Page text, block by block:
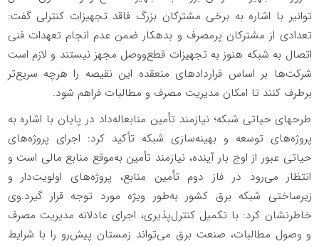
توانیر با اشاره به برخی مشترکان بزرگ فاقد تجهیزات کنترلی گفت:
تعدادی از مشترکان پرمصرف و بدهکار ضمن عدم انجام تعهدات فنی
اتصال به شبکه هنوز به تجهیزات قطع‌ووصل مجهز نیستند و لازم است
شرکت‌ها بر اساس قراردادهای منعقده این نقیصه را هرچه سریع‌تر
برطرف کنند تا امکان مدیریت مصرف و مطالبات فراهم شود.
طرحهای حیاتی شبکه؛ نیازمند تأمین منابعاله‌داد در پایان با اشاره به
پروژه‌های توسعه و بهینه‌سازی شبکه تأکید کرد: اجرای پروژه‌های
حیاتی عبور از اوج بار آینده، نیازمند تأمین به‌موقع منابع مالی است و
انتظار می‌رود در فاز دوم تأمین منابع، پروژه‌های اولویت‌دار و
زیرساختی شبکه برق کشور به‌طور ویژه مورد توجه قرار گیرد.وی
خاطرنشان کرد: با تکمیل کنترل‌پذیری، اجرای عادلانه مدیریت مصرف
و وصول مطالبات، صنعت برق می‌تواند زمستان پیش‌رو را با شرایط